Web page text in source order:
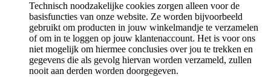
Technisch noodzakelijke cookies zorgen alleen voor de
basisfuncties van onze website. Ze worden bijvoorbeeld
gebruikt om producten in jouw winkelmandje te verzamelen
of om in te loggen op jouw klantenaccount. Het is voor ons
niet mogelijk om hiermee conclusies over jou te trekken en
gegevens die als gevolg hiervan worden verzameld, zullen
nooit aan derden worden doorgegeven.